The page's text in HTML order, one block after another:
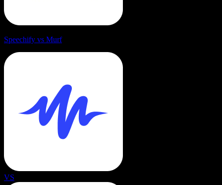
Speechify vs Murf
VS